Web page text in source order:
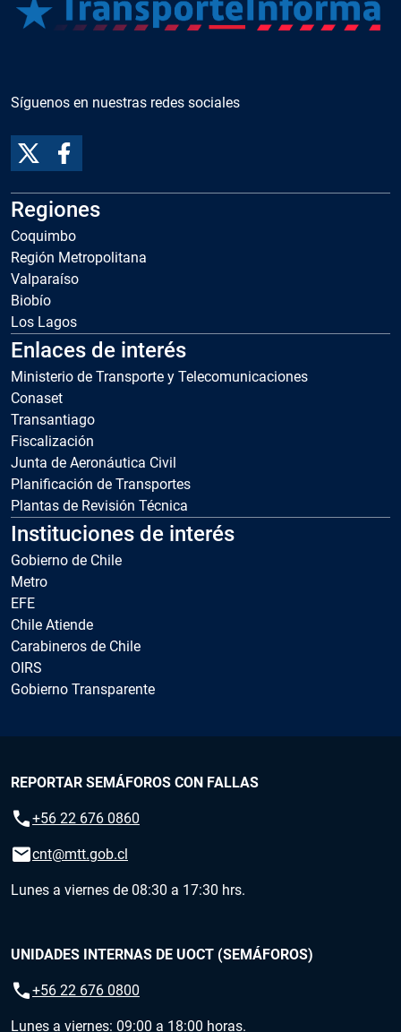
Síguenos en nuestras redes sociales
Regiones
Coquimbo
Región Metropolitana
Valparaíso
Biobío
Los Lagos
Enlaces de interés
Ministerio de Transporte y Telecomunicaciones
Conaset
Transantiago
Fiscalización
Junta de Aeronáutica Civil
Planificación de Transportes
Plantas de Revisión Técnica
Instituciones de interés
Gobierno de Chile
Metro
EFE
Chile Atiende
Carabineros de Chile
OIRS
Gobierno Transparente
REPORTAR SEMÁFOROS CON FALLAS
call+56 22 676 0860
emailcnt@mtt.gob.cl
Lunes a viernes de 08:30 a 17:30 hrs.
UNIDADES INTERNAS DE UOCT (SEMÁFOROS)
call+56 22 676 0800
Lunes a viernes: 09:00 a 18:00 horas.